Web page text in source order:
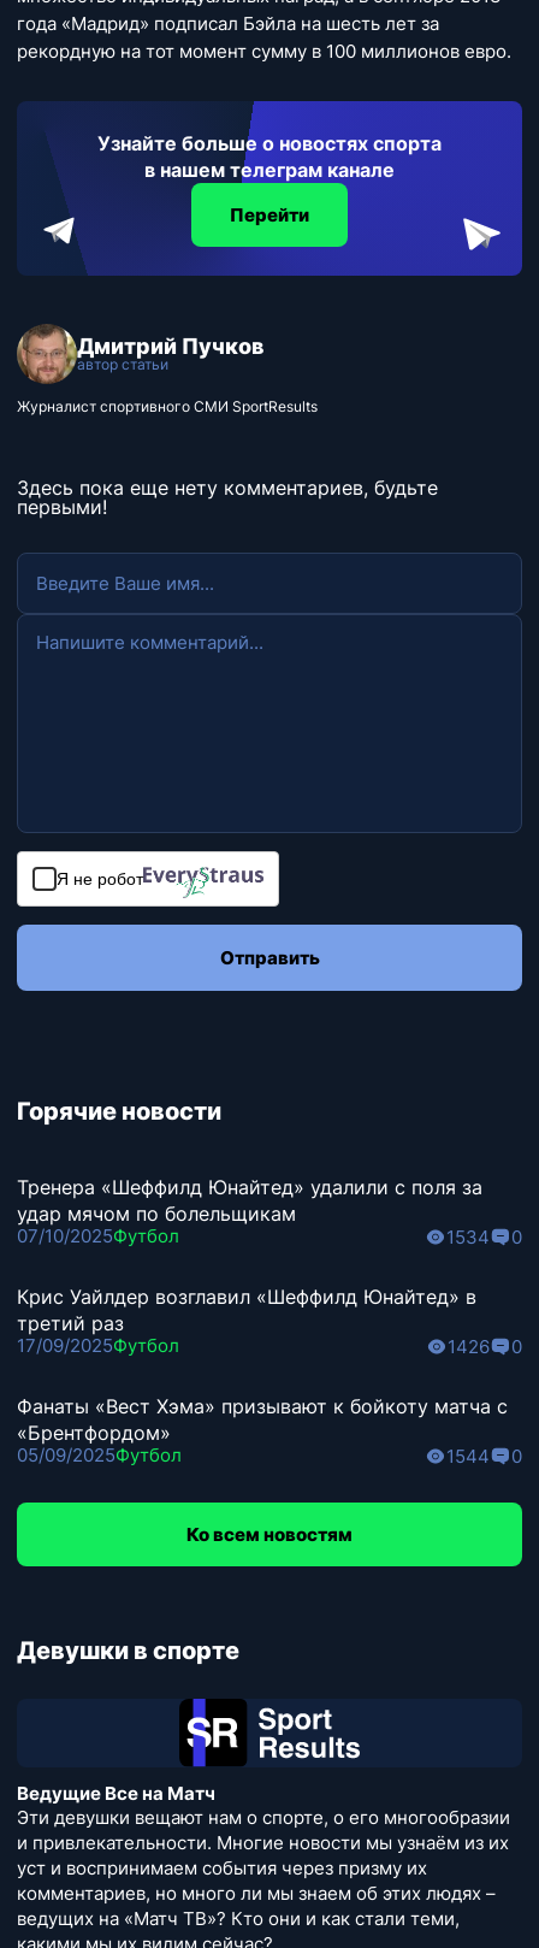
года «Мадрид» подписал Бэйла на шесть лет за
рекордную на тот момент сумму в 100 миллионов евро.
Узнайте больше о новостях спорта
в нашем телеграм канале
Перейти
Дмитрий Пучков
автор статьи
Журналист спортивного СМИ SportResults
Здесь пока еще нету комментариев, будьте
первыми!
Я не робот
Отправить
Горячие новости
Тренера «Шеффилд Юнайтед» удалили с поля за
удар мячом по болельщикам
07/10/2025Футбол 1534 0
Крис Уайлдер возглавил «Шеффилд Юнайтед» в
третий раз
17/09/2025Футбол 1426 0
Фанаты «Вест Хэма» призывают к бойкоту матча с
«Брентфордом»
05/09/2025Футбол 1544 0
Ко всем новостям
Девушки в спорте
Ведущие Все на Матч
Эти девушки вещают нам о спорте, о его многообразии
и привлекательности. Многие новости мы узнаём из их
уст и воспринимаем события через призму их
комментариев, но много ли мы знаем об этих людях –
ведущих на «Матч ТВ»? Кто они и как стали теми,